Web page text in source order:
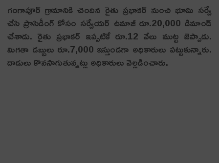
గంగాపూర్ గ్రామానికి చెందిన రైతు ప్రభాకర్ నుంచి భూమి సర్వే
చేసి ప్రొసిడీంగ్ కోసం సర్వేయర్ ఉమాజీ రూ.20,000 డిమాండ్
చేశాడు. రైతు ప్రభాకర్ ఇప్పటికే రూ.12 వేలు ముట్ట జెప్పాడు.
మిగతా డబ్బులు రూ.7,000 ఇస్తుండగా అధికారులు పట్టుకున్నారు.
దాడులు కొనసాగుతున్నట్లు అధికారులు వెల్లడించారు.